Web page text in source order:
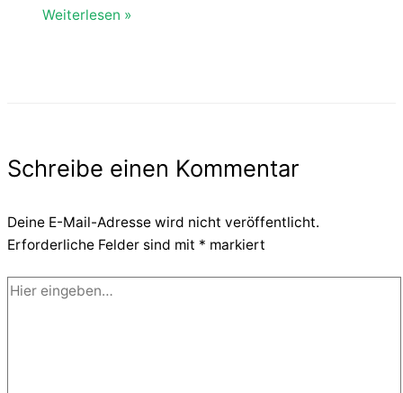
Weiterlesen »
Schreibe einen Kommentar
Deine E-Mail-Adresse wird nicht veröffentlicht.
Erforderliche Felder sind mit * markiert
Hier